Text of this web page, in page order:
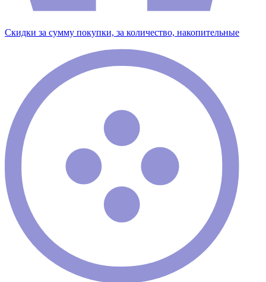
Скидки за сумму покупки, за количество, накопительные